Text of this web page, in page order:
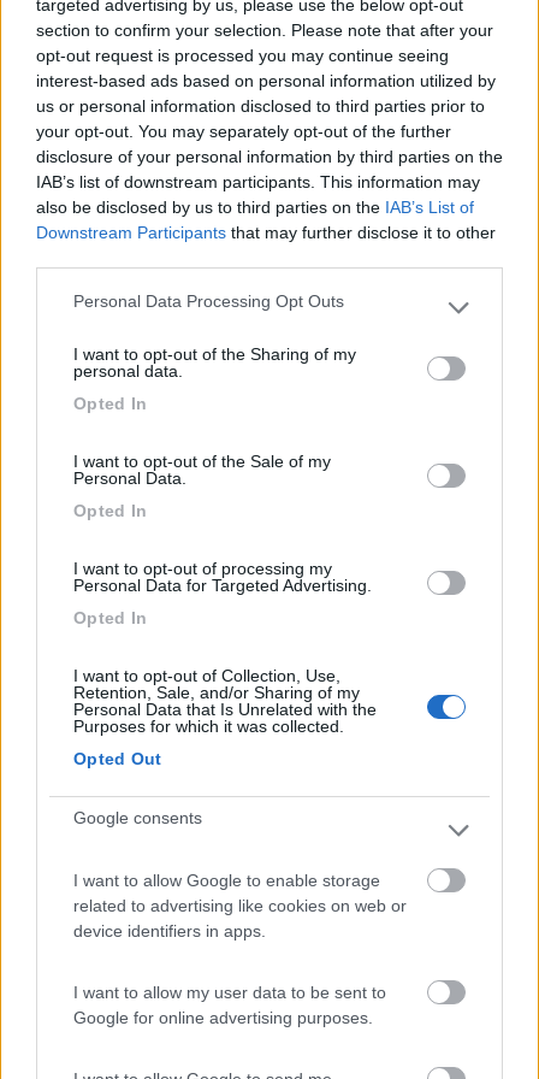
targeted advertising by us, please use the below opt-out
section to confirm your selection. Please note that after your
opt-out request is processed you may continue seeing
interest-based ads based on personal information utilized by
us or personal information disclosed to third parties prior to
your opt-out. You may separately opt-out of the further
disclosure of your personal information by third parties on the
IAB’s list of downstream participants. This information may
also be disclosed by us to third parties on the IAB’s List of
Downstream Participants that may further disclose it to other
Please note that this website/app uses one or more Google
not limited to your visit or usage behaviour. You may click to
use your data for below specified purposes in below Google
Personal Data Processing Opt Outs
I want to opt-out of the Sharing of my
personal data.
Opted In
I want to opt-out of the Sale of my
Personal Data.
Opted In
I want to opt-out of processing my
Personal Data for Targeted Advertising.
Opted In
I want to opt-out of Collection, Use,
Retention, Sale, and/or Sharing of my
Personal Data that Is Unrelated with the
Purposes for which it was collected.
Opted Out
Google consents
I want to allow Google to enable storage
related to advertising like cookies on web or
device identifiers in apps.
I want to allow my user data to be sent to
Google for online advertising purposes.
jjleto11
2096
Inserito il19/09/2017 alle:21:00:00
Ciao fai una ricerca "antenna di alva " ne trovi una ad un costo
quasi a zero
ciao
JJ leto 😎😎😎
vompu
confermo anch'io l'ottima ricezione delle antenne a "foglio",
usata diverse volte all'interno del camper e fissata
provvisoriamente sull'oblò oppure sulla parete...basta trovare la
su amaz...ha un cavo lunghissimo , prezzo non ricordo ma 7/8
euro.....
bottastra
Inserito il20/09/2017 alle:08:51:14
Di quel tipo di antenna si è parlato in questa discussione:
Giuseppe